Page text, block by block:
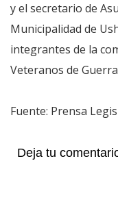
y el secretario de
Municipalidad de
integrantes de la
Veteranos de
Fuente: Prensa
Deja tu